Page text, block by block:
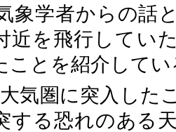
象学者からの話
近を飛行してい
ことを紹介してい
大気圏に突入した
する恐れのある